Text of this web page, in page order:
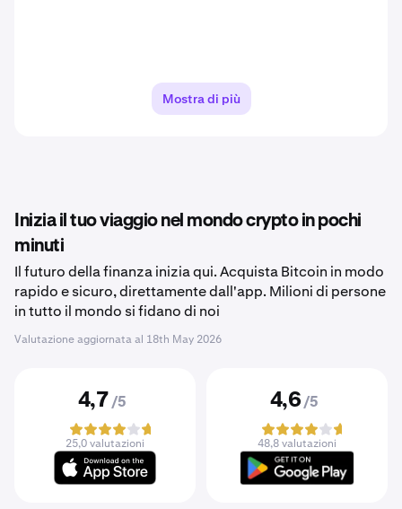
Mostra di più
Inizia il tuo viaggio nel mondo crypto in pochi
minuti
Il futuro della finanza inizia qui. Acquista Bitcoin in modo
rapido e sicuro, direttamente dall'app. Milioni di persone
in tutto il mondo si fidano di noi
Valutazione aggiornata al 18th May 2026
4,7 /5
25,0 valutazioni
4,6 /5
48,8 valutazioni